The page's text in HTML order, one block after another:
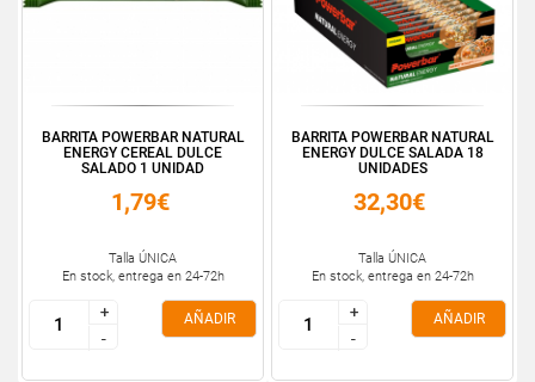
BARRITA POWERBAR NATURAL
ENERGY CEREAL DULCE
SALADO 1 UNIDAD
1,79€
Talla ÚNICA
En stock, entrega en 24-72h
+
-
+
-
AÑADIR
BARRITA POWERBAR NATURAL
ENERGY DULCE SALADA 18
UNIDADES
32,30€
Talla ÚNICA
En stock, entrega en 24-72h
+
-
+
-
AÑADIR